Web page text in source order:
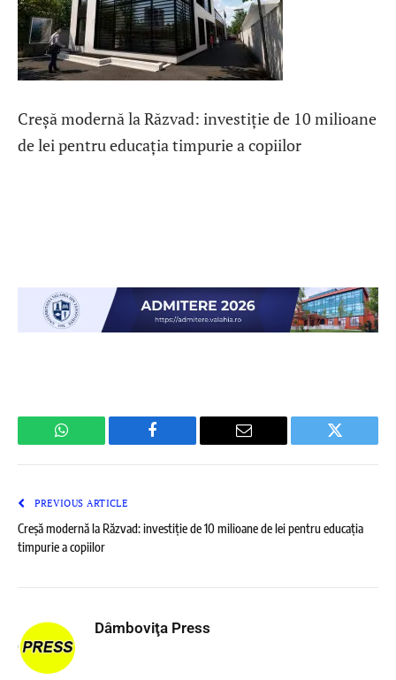
Creșă modernă la Răzvad: investiție de 10 milioane
de lei pentru educația timpurie a copiilor
WhatsApp Facebook Email Twitter
PREVIOUS ARTICLE
Creșă modernă la Răzvad: investiție de 10 milioane de lei pentru educația
timpurie a copiilor
Dâmboviţa Press